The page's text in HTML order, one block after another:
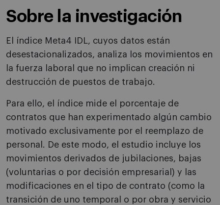
Sobre la investigación
El índice Meta4 IDL, cuyos datos están
desestacionalizados, analiza los movimientos en
la fuerza laboral que no implican creación ni
destrucción de puestos de trabajo.
Para ello, el índice mide el porcentaje de
contratos que han experimentado algún cambio
motivado exclusivamente por el reemplazo de
personal. De este modo, el estudio incluye los
movimientos derivados de jubilaciones, bajas
(voluntarias o por decisión empresarial) y las
modificaciones en el tipo de contrato (como la
transición de uno temporal o por obra y servicio